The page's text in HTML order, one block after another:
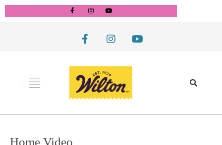
Home Video